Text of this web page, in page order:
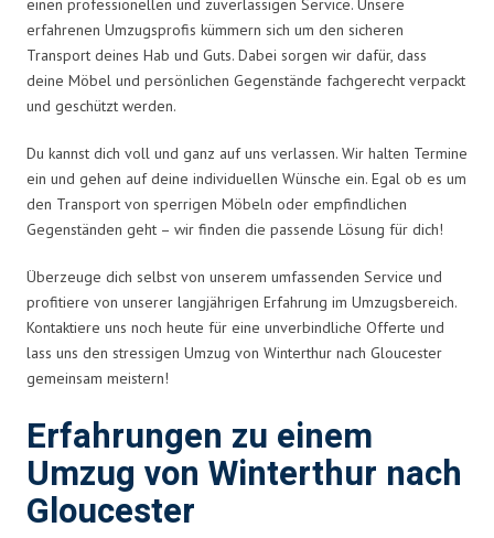
einen professionellen und zuverlässigen Service. Unsere
erfahrenen Umzugsprofis kümmern sich um den sicheren
Transport deines Hab und Guts. Dabei sorgen wir dafür, dass
deine Möbel und persönlichen Gegenstände fachgerecht verpackt
und geschützt werden.
Du kannst dich voll und ganz auf uns verlassen. Wir halten Termine
ein und gehen auf deine individuellen Wünsche ein. Egal ob es um
den Transport von sperrigen Möbeln oder empfindlichen
Gegenständen geht – wir finden die passende Lösung für dich!
Überzeuge dich selbst von unserem umfassenden Service und
profitiere von unserer langjährigen Erfahrung im Umzugsbereich.
Kontaktiere uns noch heute für eine unverbindliche Offerte und
lass uns den stressigen Umzug von Winterthur nach Gloucester
gemeinsam meistern!
Erfahrungen zu einem
Umzug von Winterthur nach
Gloucester